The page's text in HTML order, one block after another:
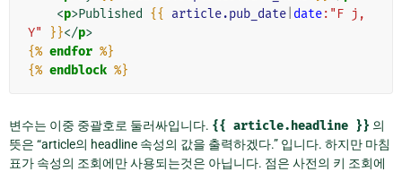
<p>Published {{ article.pub_date date:"F j,
Y"
}}</p>
{% endfor %}
{% endblock %}
변수는 이중 중괄호로 둘러싸입니다. {{ article.headline }} 의
뜻은 “article의 headline 속성의 값을 출력하겠다.” 입니다. 하지만 마침
표가 속성의 조회에만 사용되는것은 아닙니다. 점은 사전의 키 조회에